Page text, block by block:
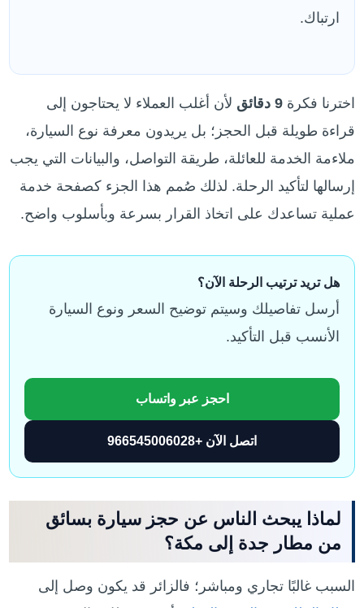
ارتباك.
اخترنا فكرة9 دقائق
لأن أغلب العملاء لا يحتاجون إلى
قراءة طويلة قبل الحجز؛ بل يريدون معرفة نوع السيارة،
ملاءمة الخدمة للعائلة، طريقة التواصل، والبيانات التي يجب
إرسالها لتأكيد الرحلة. لذلك صُمم هذا الجزء كصفحة خدمة
عملية تساعدك على اتخاذ القرار بسرعة وبأسلوب واضح.
هل تريد ترتيب الرحلة الآن؟
أرسل تفاصيلك وسيتم توضيح السعر ونوع السيارة
الأنسب قبل التأكيد.
احجز عبر واتساب
اتصل الآن +966545006028
لماذا يبحث الناس عن حجز سيارة بسائق
من مطار جدة إلى مكة؟
السبب غالبًا تجاري ومباشر؛ فالزائر قد يكون وصل إلى